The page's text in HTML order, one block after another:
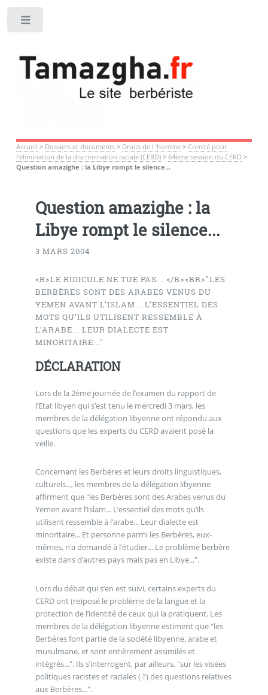
Accueil > Dossiers et documents> Droits de l ’homme> Comité pour
l’élimination de la discrimination raciale (CERD)> 64ème session du CERD>
Question amazighe : la Libye rompt le silence...
Question amazighe : la
Libye rompt le silence...
3 MARS 2004
<B>LE RIDICULE NE TUE PAS... </B><BR>"LES
BERBÈRES SONT DES ARABES VENUS DU
YEMEN AVANT L’ISLAM... L’ESSENTIEL DES
MOTS QU’ILS UTILISENT RESSEMBLE À
L’ARABE... LEUR DIALECTE EST
MINORITAIRE..."
DÉCLARATION
Lors de la 2ème journée de l’examen du rapport de
l’Etat libyen qui s’est tenu le mercredi 3 mars, les
membres de la délégation libyenne ont répondu aux
questions que les experts du CERD avaient posé la
veille.
Concernant les Berbères et leurs droits linguistiques,
culturels..., les membres de la délégation libyenne
affirment que "les Berbères sont des Arabes venus du
Yemen avant l’Islam... L’essentiel des mots qu’ils
utilisent ressemble à l’arabe... Leur dialecte est
minoritaire... Et personne parmi les Berbères, eux-
mêmes, n’a demandé à l’étudier... Le problème berbère
existe dans d’autres pays mais pas en Libye...".
Lors du débat qui s’en est suivi, certains experts du
CERD ont (re)posé le problème de la langue et la
protection de l’identité de ceux qui la pratiquent. Les
membres de la délégation libyenne estiment que "les
Berbères font partie de la société libyenne, arabe et
musulmane, et sont entièrement assimilés et
intégrés...". Ils s’interrogent, par ailleurs, "sur les visées
politiques racistes et raciales ( ?) des questions relatives
aux Berbères...".